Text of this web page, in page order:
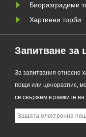
Биоразградими
Хартиени торби
Запитване за
За запитвания относно
пощи или ценоразпис,
се свържем в рамките на